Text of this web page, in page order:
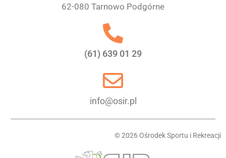
62-080 Tarnowo Podgórne
(61) 639 01 29
info@osir.pl
© 2026 Ośrodek Sportu i Rekreacji